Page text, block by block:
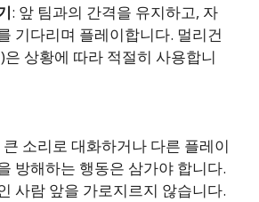
: 앞 팀과의 간격을 유지하고, 자
기다리며 플레이합니다. 멀리건
은 상황에 따라 적절히 사용합니
큰 소리로 대화하거나 다른 플레이
방해하는 행동은 삼가야 합니다.
사람 앞을 가로지르지 않습니다.